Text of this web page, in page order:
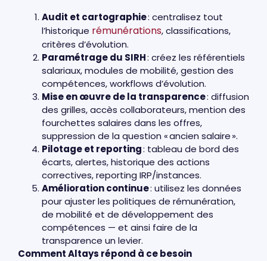
Audit et cartographie: centralisez tout
l’historique rémunérations, classifications,
critères d’évolution.
Paramétrage du SIRH: créez les référentiels
salariaux, modules de mobilité, gestion des
compétences, workflows d’évolution.
Mise en œuvre de la transparence: diffusion
des grilles, accès collaborateurs, mention des
fourchettes salaires dans les offres,
suppression de la question « ancien salaire ».
Pilotage et reporting: tableau de bord des
écarts, alertes, historique des actions
correctives, reporting IRP/instances.
Amélioration continue: utilisez les données
pour ajuster les politiques de rémunération,
de mobilité et de développement des
compétences — et ainsi faire de la
transparence un levier.
Comment Altays répond à ce besoin